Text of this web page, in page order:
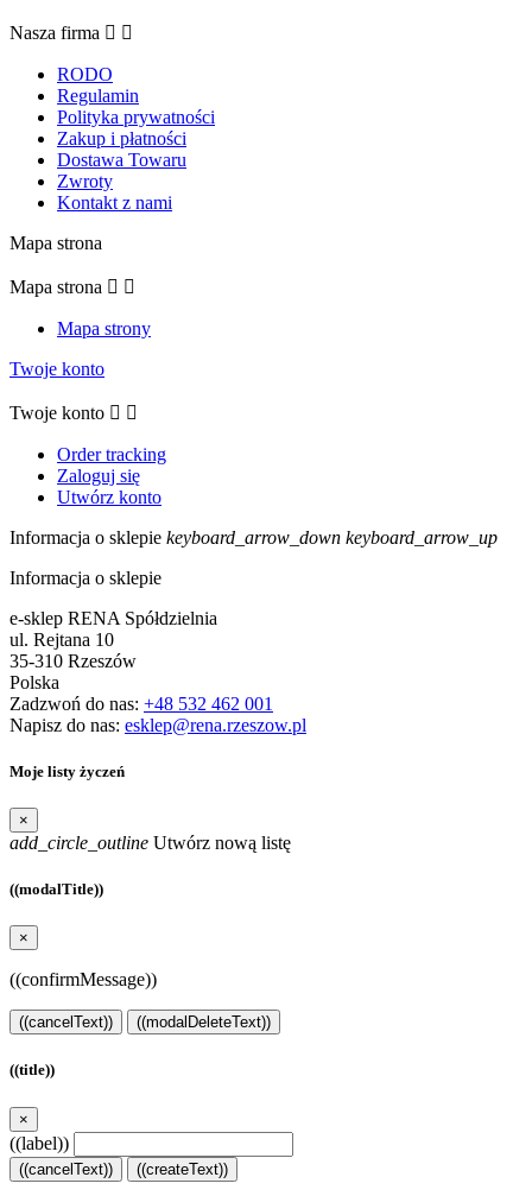
Nasza firma  
RODO
Regulamin
Polityka prywatności
Zakup i płatności
Dostawa Towaru
Zwroty
Kontakt z nami
Mapa strona
Mapa strona  
Mapa strony
Twoje konto
Twoje konto  
Order tracking
Zaloguj się
Utwórz konto
Informacja o sklepie keyboard_arrow_down keyboard_arrow_up
Informacja o sklepie
e-sklep RENA Spółdzielnia
ul. Rejtana 10
35-310 Rzeszów
Polska
Zadzwoń do nas: +48 532 462 001
Napisz do nas: esklep@rena.rzeszow.pl
Moje listy życzeń
×
add_circle_outline Utwórz nową listę
((modalTitle))
×
((confirmMessage))
((cancelText)) ((modalDeleteText))
((title))
×
((label))
((cancelText)) ((createText))